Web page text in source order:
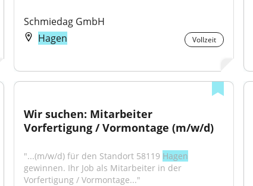
Schmiedag GmbH
Hagen
Vollzeit
Wir suchen: Mitarbeiter
Vorfertigung / Vormontage (m/w/d)
"...(m/w/d) für den Standort 58119 Hagen
gewinnen. Ihr Job als Mitarbeiter in der
Vorfertigung / Vormontage..."